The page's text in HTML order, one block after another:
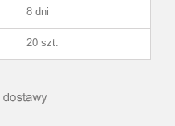
8 dni
20 szt.